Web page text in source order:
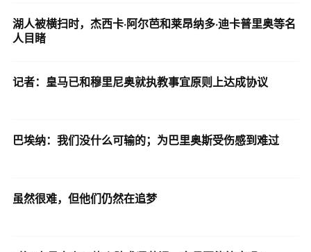
湖人被横扫时，杰西卡·阿尔芭和莱昂纳多·迪卡普里奥等名
人目睹
记者：皇马已和穆里尼奥就执教事宜原则上达成协议
巴埃纳：我们没什么可输的；为巴里奥斯受伤感到难过
虽然很难，但他们仍然在追梦